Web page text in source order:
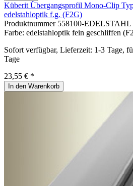
Küberit Übergangsprofil Mono-Clip
edelstahloptik f.g. (F2G)
Produktnummer 558100-EDELSTAHL
Farbe: edelstahloptik fein geschliffen
Sofort verfügbar, Lieferzeit: 1-3 Tage,
Tage
23,55 € *
In den Warenkorb